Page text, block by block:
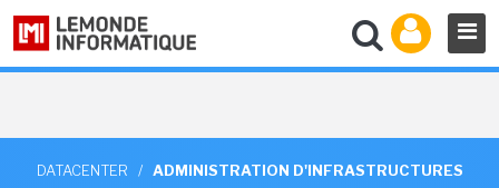
DATACENTER / ADMINISTRATION D'INFRASTRUCTURES